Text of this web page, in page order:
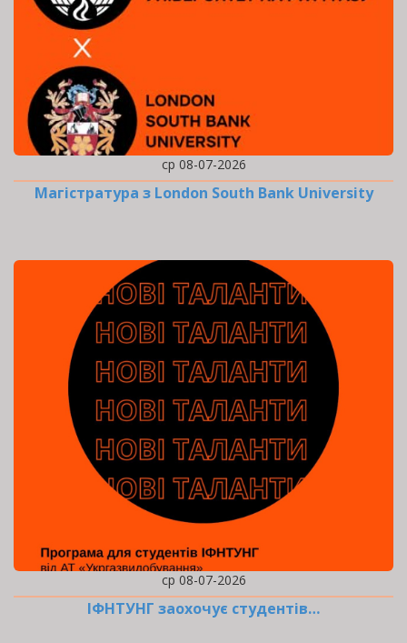
ср 08-07-2026
Магістратура з London South Bank University
ср 08-07-2026
ІФНТУНГ заохочує студентів…